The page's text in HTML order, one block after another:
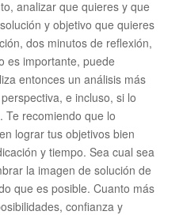
analizar que quieres y que
y objetivo que quieres
dos minutos de reflexión,
es importante, puede
entonces un análisis más
e incluso, si lo
Te recomiendo que lo
lograr tus objetivos bien
y tiempo. Sea cual sea
la imagen de solución de
que es posible. Cuanto más
confianza y